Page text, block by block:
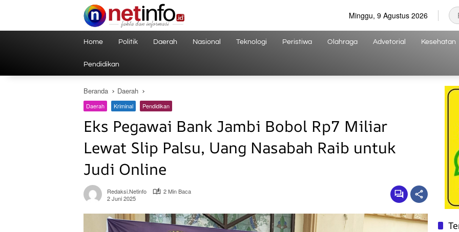
Minggu, 9 Agustus 2026
Home Politik Daerah Nasional Teknologi Peristiwa Olahraga Advetorial Kesehatan
Pendidikan
Beranda Daerah
Daerah Kriminal Pendidikan
Eks Pegawai Bank Jambi Bobol Rp7 Miliar
Lewat Slip Palsu, Uang Nasabah Raib untuk
Judi Online
Redaksi.netinfo
2 Min Baca
2 Juni 2025